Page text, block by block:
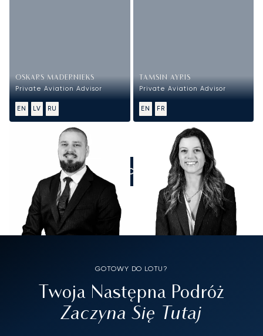
OSKARS MADERNIEKS
Private Aviation Advisor
EN LV RU
TAMSIN AYRIS
Private Aviation Advisor
EN FR
ZADZWOŃCIE DO NAS
GOTOWY DO LOTU?
Twoja Następna Podróż
Zaczyna Się Tutaj